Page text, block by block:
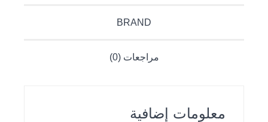
BRAND
مراجعات (0)
معلومات إضافية